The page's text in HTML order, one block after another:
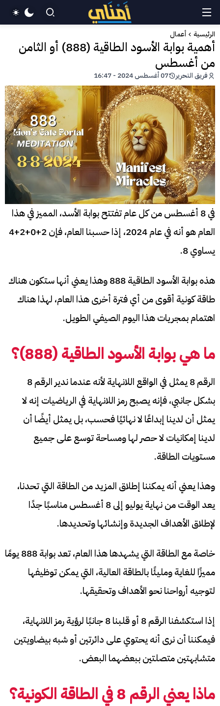
الرئيسية أعمال
أهمية بوابة الأسود الطاقية (888) أو الثامن
من أغسطس
فريق التحرير 07 أغسطس 2024 - 16:47
في 8 أغسطس من كل عام تفتتح بوابة الأسد، المميز في هذا
العام هو أنه في عام 2024، إذا حسبنا العام، فإن 2+0+2+4
يساوي 8.
هذه بوابة الأسود الطاقية 888 وهذا يعني أنها ستكون هناك
طاقة كونية أقوى من أي فترة أخرى هذا العام، لهذا هناك
اهتمام بمجريات هذا اليوم الصيفي الطويل.
ما هي بوابة الأسود الطاقية (888)؟
الرقم 8 يمثل في الواقع اللانهاية لأنه عندما ندير الرقم 8
بشكل جانبي، فإنه يصبح رمز اللانهاية في الرياضيات إنه لا
يمثل أن لدينا إبداعًا لا نهائيًا فحسب، بل يمثل أيضًا أن
لدينا إمكانيات لا حصر لها ومساحة توسع على جميع
مستويات الطاقة.
وهذا يعني أنه يمكننا إطلاق المزيد من الطاقة التي تحدنا،
يعد الوقت من نهاية يوليو إلى 8 أغسطس مناسبًا جدًا
لإطلاق الأهداف الجديدة وإنشائها وتحديدها.
خاصة مع الطاقة التي يشهدها هذا العام، تعد بوابة 888 يومًا
مميزًا للغاية ومليئًا بالطاقة العالية، التي يمكن توظيفها
لتوجيه أرواحنا نحو الأهداف وتحقيقها.
إذا استكشفنا الرقم 8 أو قلبنا 8 جانبًا لرؤية رمز اللانهاية،
فيمكننا أن نرى أنه يحتوي على دائرتين أو شبه بيضاويتين
متشابهتين متصلتين ببعضهما البعض.
ماذا يعني الرقم 8 في الطاقة الكونية؟